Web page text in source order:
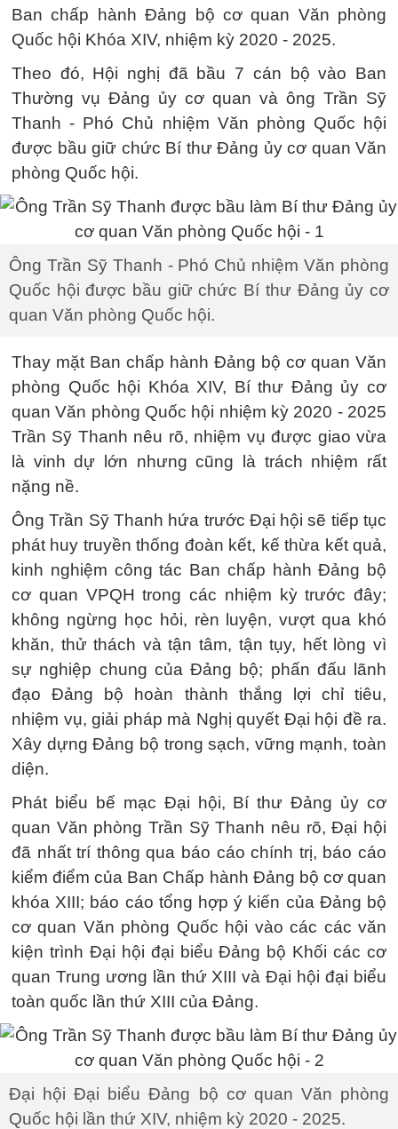
Ban chấp hành Đảng bộ cơ quan Văn phòng
Quốc hội Khóa XIV, nhiệm kỳ 2020 - 2025.
Theo đó, Hội nghị đã bầu 7 cán bộ vào Ban
Thường vụ Đảng ủy cơ quan và ông Trần Sỹ
Thanh - Phó Chủ nhiệm Văn phòng Quốc hội
được bầu giữ chức Bí thư Đảng ủy cơ quan Văn
phòng Quốc hội.
Ông Trần Sỹ Thanh - Phó Chủ nhiệm Văn phòng
Quốc hội được bầu giữ chức Bí thư Đảng ủy cơ
quan Văn phòng Quốc hội.
Thay mặt Ban chấp hành Đảng bộ cơ quan Văn
phòng Quốc hội Khóa XIV, Bí thư Đảng ủy cơ
quan Văn phòng Quốc hội nhiệm kỳ 2020 - 2025
Trần Sỹ Thanh nêu rõ, nhiệm vụ được giao vừa
là vinh dự lớn nhưng cũng là trách nhiệm rất
nặng nề.
Ông Trần Sỹ Thanh hứa trước Đại hội sẽ tiếp tục
phát huy truyền thống đoàn kết, kế thừa kết quả,
kinh nghiệm công tác Ban chấp hành Đảng bộ
cơ quan VPQH trong các nhiệm kỳ trước đây;
không ngừng học hỏi, rèn luyện, vượt qua khó
khăn, thử thách và tận tâm, tận tụy, hết lòng vì
sự nghiệp chung của Đảng bộ; phấn đấu lãnh
đạo Đảng bộ hoàn thành thắng lợi chỉ tiêu,
nhiệm vụ, giải pháp mà Nghị quyết Đại hội đề ra.
Xây dựng Đảng bộ trong sạch, vững mạnh, toàn
diện.
Phát biểu bế mạc Đại hội, Bí thư Đảng ủy cơ
quan Văn phòng Trần Sỹ Thanh nêu rõ, Đại hội
đã nhất trí thông qua báo cáo chính trị, báo cáo
kiểm điểm của Ban Chấp hành Đảng bộ cơ quan
khóa XIII; báo cáo tổng hợp ý kiến của Đảng bộ
cơ quan Văn phòng Quốc hội vào các các văn
kiện trình Đại hội đại biểu Đảng bộ Khối các cơ
quan Trung ương lần thứ XIII và Đại hội đại biểu
toàn quốc lần thứ XIII của Đảng.
Đại hội Đại biểu Đảng bộ cơ quan Văn phòng
Quốc hội lần thứ XIV, nhiệm kỳ 2020 - 2025.